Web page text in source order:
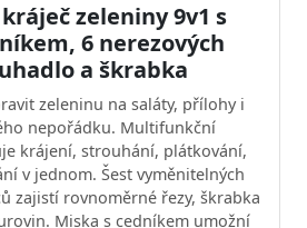
zeleniny 9v1 s
6 nerezových
a škrabka
zeleninu na saláty, přílohy i
nepořádku. Multifunkční
krájení, strouhání, plátkování,
v jednom. Šest vyměnitelných
zajistí rovnoměrné řezy, škrabka
Miska s cedníkem umožní